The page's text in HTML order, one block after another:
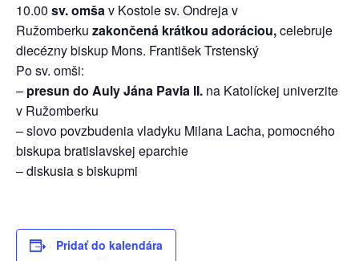
10.00 sv. omšav Kostole sv. Ondreja v
Ružomberku zakončená krátkou adoráciou,celebruje
diecézny biskup Mons. František Trstenský
Po sv. omši:
– presun do Auly Jána Pavla II. na Katolíckej univerzite
v Ružomberku
– slovo povzbudenia vladyku Milana Lacha, pomocného
biskupa bratislavskej eparchie
– diskusia s biskupmi
Pridať do kalendára